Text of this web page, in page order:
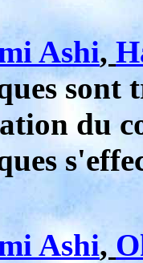
Ashi,
sont
du
Ashi,